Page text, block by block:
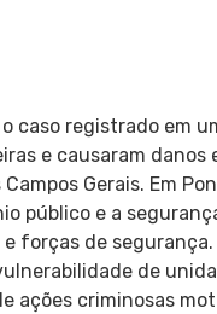
caso registrado em
e causaram
Gerais. Em
público e a
forças de segurança.
de
ações criminosas